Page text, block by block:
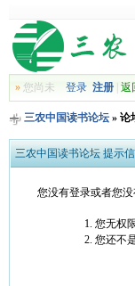
»您尚未 登录 注册| 返
三农中国读书论坛» 论
三农中国读书论坛 提示
您没有登录或者您
您无权
您还不